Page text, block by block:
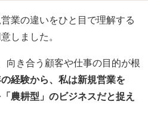
業の違いをひと目で理解する
しました。
向き合う顧客や仕事の目的が根
経験から、私は新規営業を
農耕型」のビジネスだと捉え